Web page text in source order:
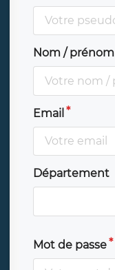
Nom / prénom
Email
Département
Mot de passe